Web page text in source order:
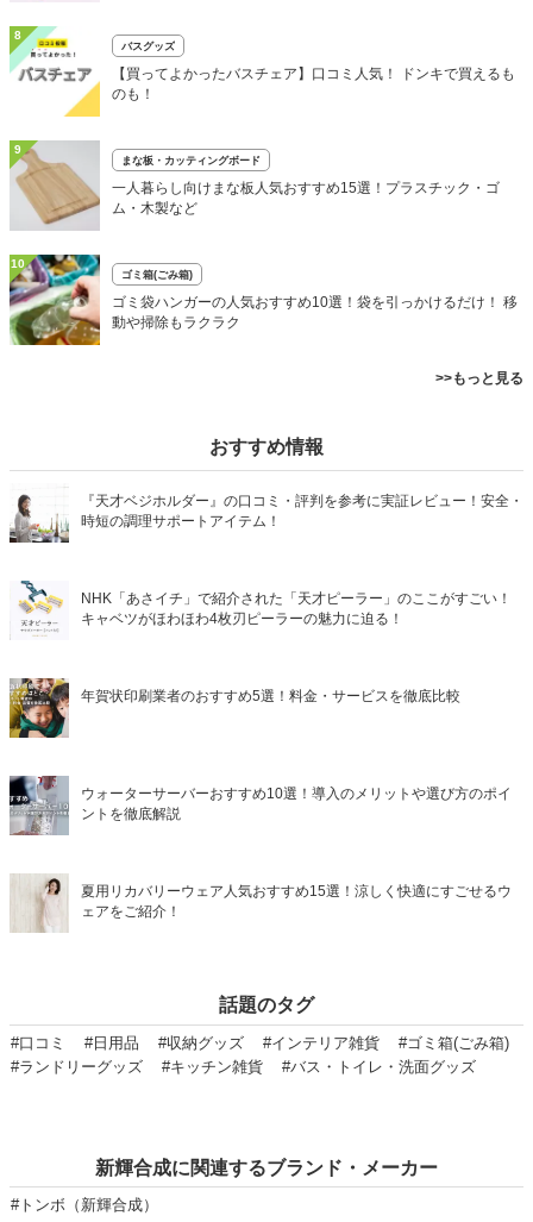
8
バスグッズ
【買ってよかったバスチェア】口コミ人気！ ドンキで買えるも
のも！
9
まな板・カッティングボード
一人暮らし向けまな板人気おすすめ15選！プラスチック・ゴ
ム・木製など
10
ゴミ箱(ごみ箱)
ゴミ袋ハンガーの人気おすすめ10選！袋を引っかけるだけ！ 移
動や掃除もラクラク
>>もっと見る
おすすめ情報
『天才ベジホルダー』の口コミ・評判を参考に実証レビュー！安全・
時短の調理サポートアイテム！
NHK「あさイチ」で紹介された「天才ピーラー」のここがすごい！
キャベツがほわほわ4枚刃ピーラーの魅力に迫る！
年賀状印刷業者のおすすめ5選！料金・サービスを徹底比較
ウォーターサーバーおすすめ10選！導入のメリットや選び方のポイ
ントを徹底解説
夏用リカバリーウェア人気おすすめ15選！涼しく快適にすごせるウ
ェアをご紹介！
話題のタグ
#口コミ #日用品 #収納グッズ #インテリア雑貨
#ゴミ箱(ごみ箱)
#ランドリーグッズ
#キッチン雑貨 #バス・トイレ・洗面グッズ
新輝合成に関連するブランド・メーカー
#トンボ（新輝合成）